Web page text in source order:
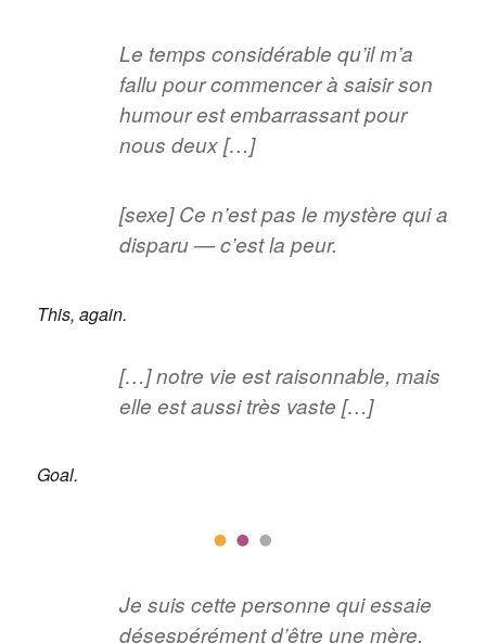
Le temps considérable qu’il m’a
fallu pour commencer à saisir son
humour est embarrassant pour
nous deux […]
[sexe] Ce n’est pas le mystère qui a
disparu — c’est la peur.
This, again.
[…] notre vie est raisonnable, mais
elle est aussi très vaste […]
Goal.
Je suis cette personne qui essaie
désespérément d’être une mère,